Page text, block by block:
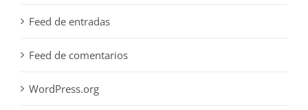
Feed de entradas
Feed de comentarios
WordPress.org